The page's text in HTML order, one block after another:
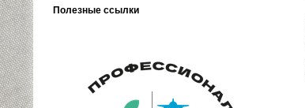
Полезные ссылки